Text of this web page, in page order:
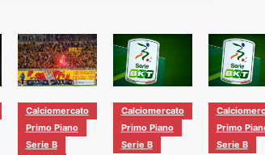
Calciomercato
Primo Piano
Serie B
Calciomercato
Primo Piano
Serie B
Primo
Serie B